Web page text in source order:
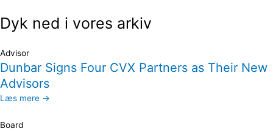
Dyk ned i vores arkiv
Advisor
Dunbar Signs Four CVX Partners as Their New
Advisors
Læs mere →
Board